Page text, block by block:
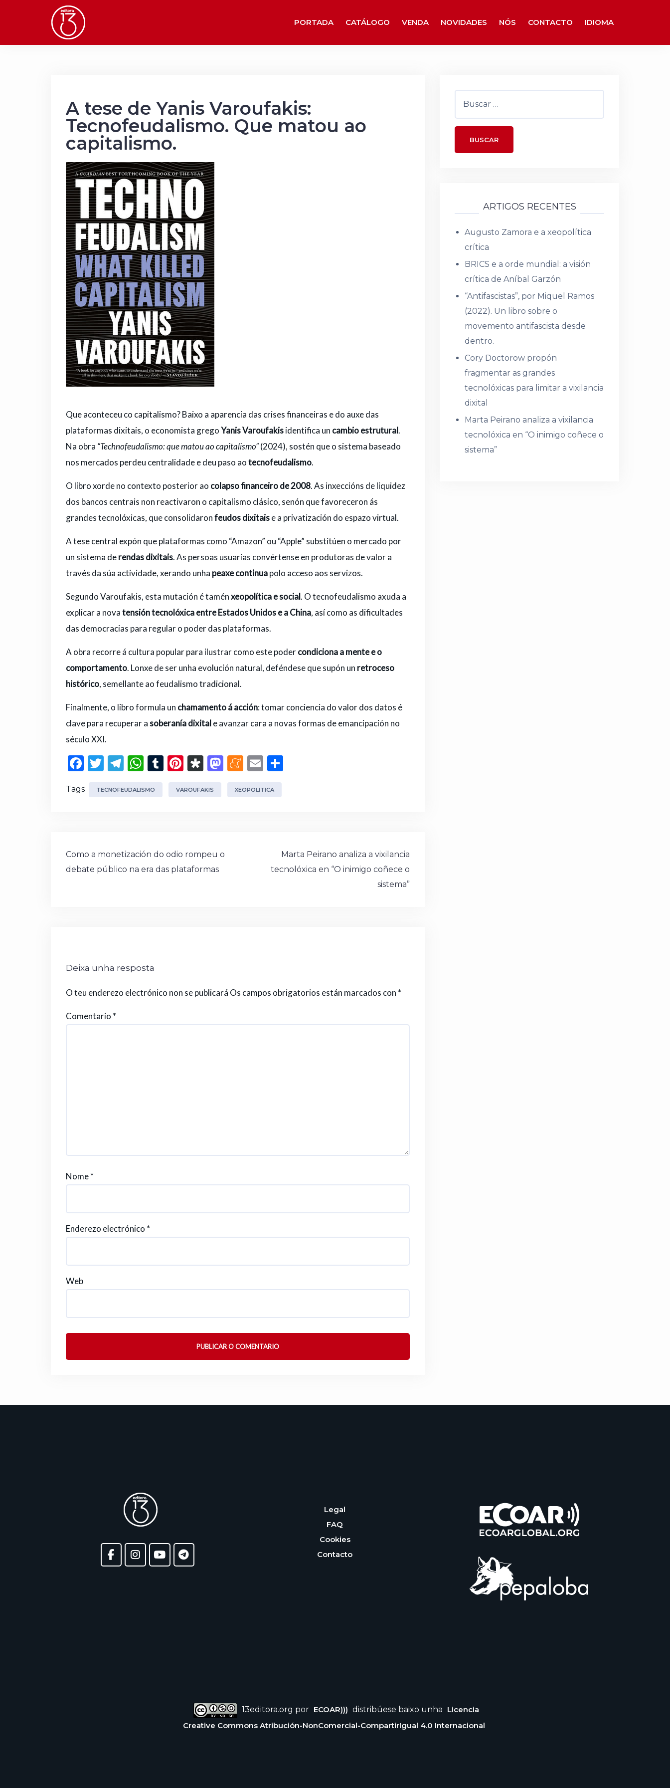
PORTADA CATÁLOGO VENDA NOVIDADES NÓS CONTACTO IDIOMA
A tese de Yanis Varoufakis:
Tecnofeudalismo. Que matou ao
capitalismo.
Que aconteceu co capitalismo? Baixo a aparencia das crises financeiras e do auxe das
plataformas dixitais, o economista gregoYanis Varoufakisidentifica un cambio estrutural.
Na obra “Technofeudalismo: que matou ao capitalismo”(2024), sostén que o sistema baseado
nos mercados perdeu centralidade e deu paso aotecnofeudalismo.
O libro xorde no contexto posterior ao colapso financeiro de 2008. As inxeccións de liquidez
dos bancos centrais non reactivaron o capitalismo clásico, senón que favoreceron ás
grandes tecnolóxicas, que consolidaronfeudos dixitaise a privatización do espazo virtual.
A tese central expón que plataformas como “Amazon” ou “Apple” substitúen o mercado por
un sistema derendas dixitais. As persoas usuarias convértense en produtoras de valor a
través da súa actividade, xerando unha peaxe continuapolo acceso aos servizos.
Segundo Varoufakis, esta mutación é taménxeopolítica e social. O tecnofeudalismo axuda a
explicar a novatensión tecnolóxica entre Estados Unidos e a China, así como as dificultades
das democracias para regular o poder das plataformas.
A obra recorre á cultura popular para ilustrar como este podercondiciona a mente e o
comportamento. Lonxe de ser unha evolución natural, deféndese que supón un retroceso
histórico, semellante ao feudalismo tradicional.
Finalmente, o libro formula un chamamento á acción: tomar conciencia do valor dos datos é
clave para recuperar asoberanía dixital e avanzar cara a novas formas de emancipación no
século XXI.
F
a
c
o
k
T
w
it
T
el
e
W
h
a
p
T
u
m
Pi
n
te
D
ia
s
M
a
st
n
M
e
n
E
m
ai
r
Tags TECNOFEUDALISMO VAROUFAKIS XEOPOLITICA
Navegación
de
Como a monetización do odio rompeu o
debate público na era das plataformas
Marta Peirano analiza a vixilancia
tecnolóxica en “O inimigo coñece o
sistema”
Deixa unha resposta
O teu enderezo electrónico non se publicará Os campos obrigatorios están marcados con *
Comentario *
Nome*
Enderezo electrónico *
Web
ARTIGOS RECENTES
Augusto Zamora e a xeopolítica
crítica
BRICS e a orde mundial: a visión
crítica de Aníbal Garzón
“Antifascistas”, por Miquel Ramos
(2022). Un libro sobre o
movemento antifascista desde
dentro.
Cory Doctorow propón
fragmentar as grandes
tecnolóxicas para limitar a vixilancia
dixital
Marta Peirano analiza a vixilancia
tecnolóxica en “O inimigo coñece o
sistema”
Legal
FAQ
Cookies
Contacto
13editora.org por ECOAR))) distribúese baixo unha Licencia
Creative Commons Atribución-NonComercial-CompartirIgual 4.0 Internacional